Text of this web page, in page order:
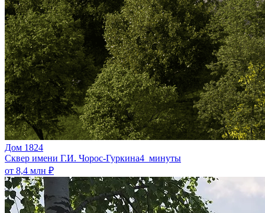
Дом 1824
Сквер имени Г.И. Чорос-Гуркина4 минуты
от 8,4 млн ₽